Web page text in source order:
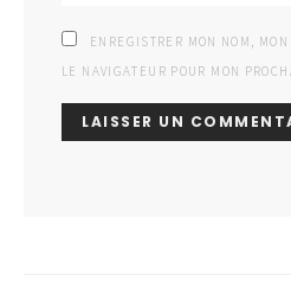
ENREGISTRER MON NOM,
LE NAVIGATEUR POUR MON